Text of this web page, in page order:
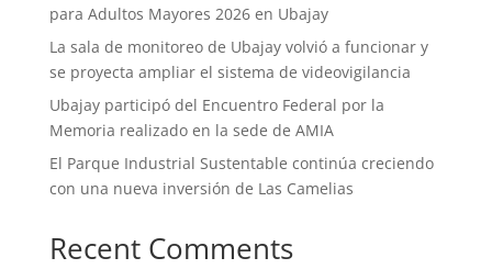
para Adultos Mayores 2026 en Ubajay
La sala de monitoreo de Ubajay volvió a funcionar y
se proyecta ampliar el sistema de videovigilancia
Ubajay participó del Encuentro Federal por la
Memoria realizado en la sede de AMIA
El Parque Industrial Sustentable continúa creciendo
con una nueva inversión de Las Camelias
Recent Comments